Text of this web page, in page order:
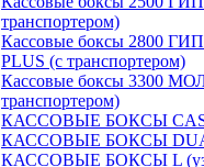
транспортером)
Кассовые боксы 2800
PLUS (с транспортером)
Кассовые боксы 3300
транспортером)
КАССОВЫЕ БОКСЫ
КАССОВЫЕ БОКСЫ
КАССОВЫЕ БОКСЫ L